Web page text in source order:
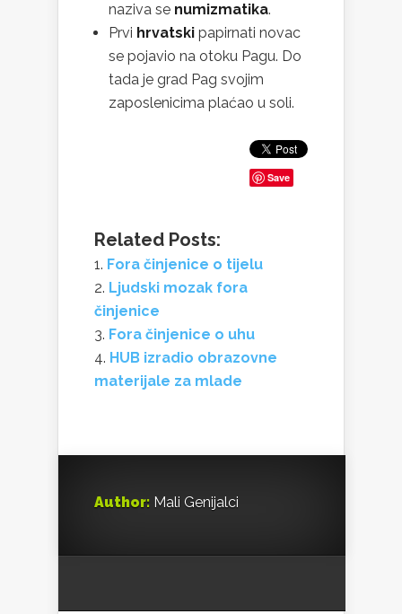
naziva se numizmatika.
Prvi hrvatski papirnati novac
se pojavio na otoku Pagu. Do
tada je grad Pag svojim
zaposlenicima plaćao u soli.
Save
Related Posts:
Fora činjenice o tijelu
Ljudski mozak fora
činjenice
Fora činjenice o uhu
HUB izradio obrazovne
materijale za mlade
Author: Mali Genijalci